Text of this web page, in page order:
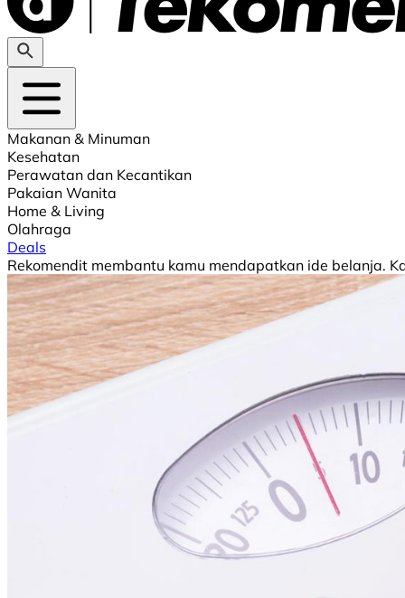
Makanan & Minuman
Kesehatan
Perawatan dan Kecantikan
Pakaian Wanita
Home & Living
Olahraga
Deals
Rekomendit membantu kamu mendapatkan ide belanja.